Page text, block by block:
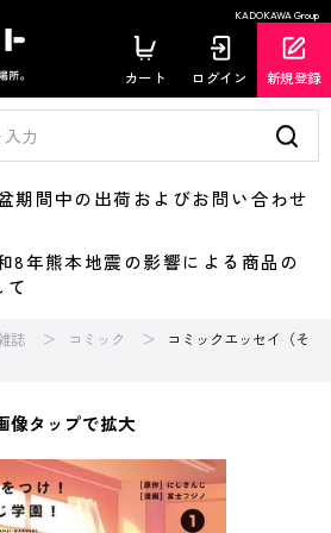
KADOKAWA Group
カート ログイン 新規登録
間中の出荷およびお問い合わせ
年熊本地震の影響による商品の
て
誌 コミック
コミックエッセイ（そ
像タップで拡大